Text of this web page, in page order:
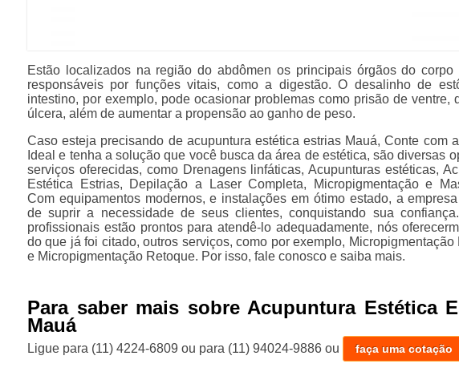
Estão localizados na região do abdômen os principais órgãos do corpo
responsáveis por funções vitais, como a digestão. O desalinho de
intestino, por exemplo, pode ocasionar problemas como prisão de ventre,
úlcera, além de aumentar a propensão ao ganho de peso.
Caso esteja precisando de acupuntura estética estrias Mauá, Conte com
Ideal e tenha a solução que você busca da área de estética, são diversas
serviços oferecidas, como Drenagens linfáticas, Acupunturas estéticas,
Estética Estrias, Depilação a Laser Completa, Micropigmentação e
Com equipamentos modernos, e instalações em ótimo estado, a
de suprir a necessidade de seus clientes, conquistando sua
profissionais estão prontos para atendê-lo adequadamente, nós
do que já foi citado, outros serviços, como por exemplo, Micropigmentação
e Micropigmentação Retoque. Por isso, fale conosco e saiba mais.
Para saber mais sobre Acupuntura Estética
Mauá
Ligue para (11) 4224-6809 ou para (11) 94024-9886 ou faça uma cotação